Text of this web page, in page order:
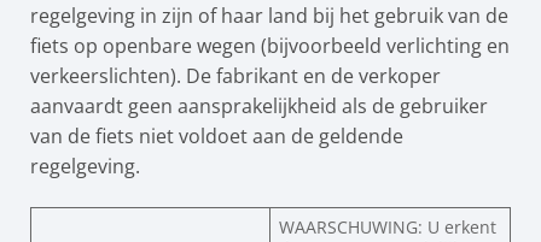
regelgeving in zijn of haar land bij het gebruik van de
fiets op openbare wegen (bijvoorbeeld verlichting en
verkeerslichten). De fabrikant en de verkoper
aanvaardt geen aansprakelijkheid als de gebruiker
van de fiets niet voldoet aan de geldende
regelgeving.
WAARSCHUWING: U erkent